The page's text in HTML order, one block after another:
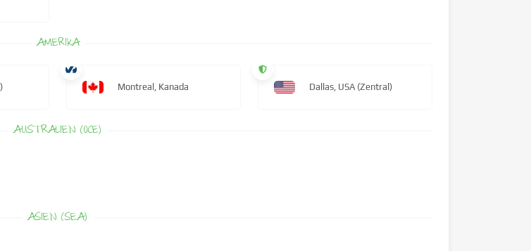
AMERIKA
Montreal, Kanada Dallas, USA (Zentral)
AUSTRALIEN (OCE)
ASIEN (SEA)